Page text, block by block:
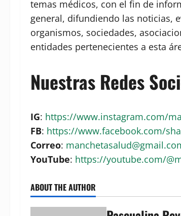
temas médicos, con el fin de
general, difundiendo las noticias,
organismos, sociedades,
entidades pertenecientes a esta
Nuestras Redes
IG: https://www.instagram.com/
FB: https://www.facebook.com/
Correo:
YouTube: https://youtube.com/
ABOUT THE AUTHOR